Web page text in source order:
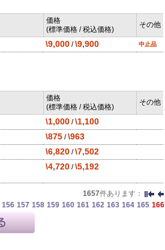
価格
(標準価格 / 税込価格)
その他
\9,000 /\9,900 中止品
価格
(標準価格 / 税込価格)
その他
\1,000 /\1,100
\875 /\963
\6,820 /\7,502
\4,720 /\5,192
1657件あります：
156 157 158 159 160 161 162 163 164 165 166